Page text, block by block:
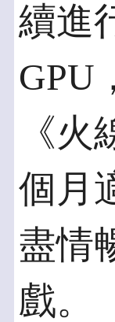
續進
GPU
《
個月
盡情
戲。